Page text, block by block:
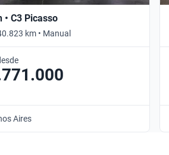
• C3 Picasso
km • Manual
Aires